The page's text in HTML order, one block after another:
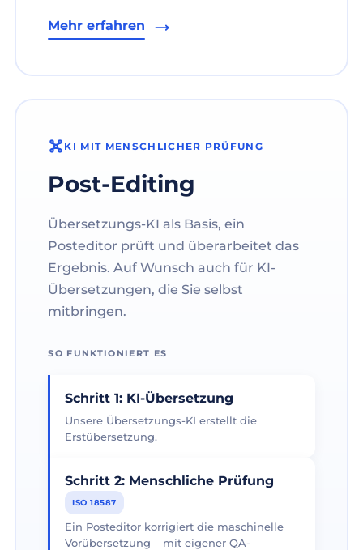
Mehr erfahren
KI MIT MENSCHLICHER PRÜFUNG
Post-Editing
Übersetzungs-KI als Basis, ein
Posteditor prüft und überarbeitet das
Ergebnis. Auf Wunsch auch für KI-
Übersetzungen, die Sie selbst
mitbringen.
SO FUNKTIONIERT ES
Schritt 1: KI-Übersetzung
Unsere Übersetzungs-KI erstellt die
Erstübersetzung.
Schritt 2: Menschliche Prüfung
ISO 18587
Ein Posteditor korrigiert die maschinelle
Vorübersetzung – mit eigener QA-